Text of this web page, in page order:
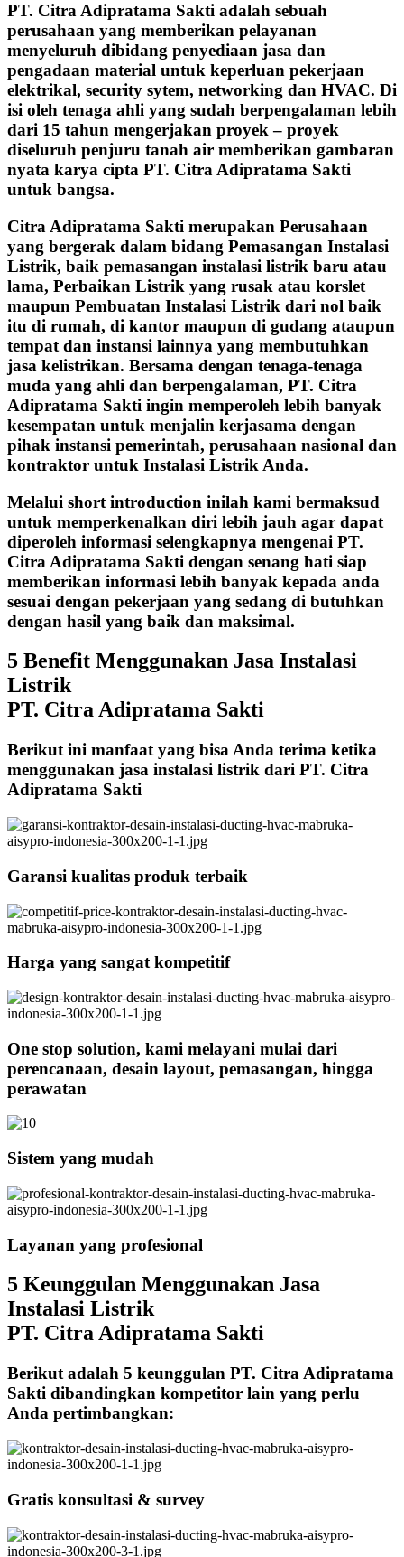
PT. Citra Adipratama Sakti adalah sebuah
perusahaan yang memberikan pelayanan
menyeluruh dibidang penyediaan jasa dan
pengadaan material untuk keperluan pekerjaan
elektrikal, security sytem, networking dan HVAC. Di
isi oleh tenaga ahli yang sudah berpengalaman lebih
dari 15 tahun mengerjakan proyek – proyek
diseluruh penjuru tanah air memberikan gambaran
nyata karya cipta PT. Citra Adipratama Sakti
untuk bangsa.
Citra Adipratama Sakti merupakan Perusahaan
yang bergerak dalam bidang Pemasangan Instalasi
Listrik, baik pemasangan instalasi listrik baru atau
lama, Perbaikan Listrik yang rusak atau korslet
maupun Pembuatan Instalasi Listrik dari nol baik
itu di rumah, di kantor maupun di gudang ataupun
tempat dan instansi lainnya yang membutuhkan
jasa kelistrikan. Bersama dengan tenaga-tenaga
muda yang ahli dan berpengalaman, PT. Citra
Adipratama Sakti ingin memperoleh lebih banyak
kesempatan untuk menjalin kerjasama dengan
pihak instansi pemerintah, perusahaan nasional dan
kontraktor untuk Instalasi Listrik Anda.
Melalui short introduction inilah kami bermaksud
untuk memperkenalkan diri lebih jauh agar dapat
diperoleh informasi selengkapnya mengenai PT.
Citra Adipratama Sakti dengan senang hati siap
memberikan informasi lebih banyak kepada anda
sesuai dengan pekerjaan yang sedang di butuhkan
dengan hasil yang baik dan maksimal.
5 Benefit Menggunakan Jasa Instalasi
Listrik
PT. Citra Adipratama Sakti
Berikut ini manfaat yang bisa Anda terima ketika
menggunakan jasa instalasi listrik dari PT. Citra
Adipratama Sakti
Garansi kualitas produk terbaik
Harga yang sangat kompetitif
One stop solution, kami melayani mulai dari
perencanaan, desain layout, pemasangan, hingga
perawatan
Sistem yang mudah
Layanan yang profesional
5 Keunggulan Menggunakan Jasa
Instalasi Listrik
PT. Citra Adipratama Sakti
Berikut adalah 5 keunggulan PT. Citra Adipratama
Sakti dibandingkan kompetitor lain yang perlu
Anda pertimbangkan:
Gratis konsultasi & survey